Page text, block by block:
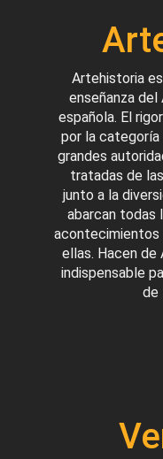
Artehistoria
enseñanza
española. El
por la
grandes
tratadas de
junto a la
abarcan todas
acontecimientos
ellas. Hacen de
indispensable
de